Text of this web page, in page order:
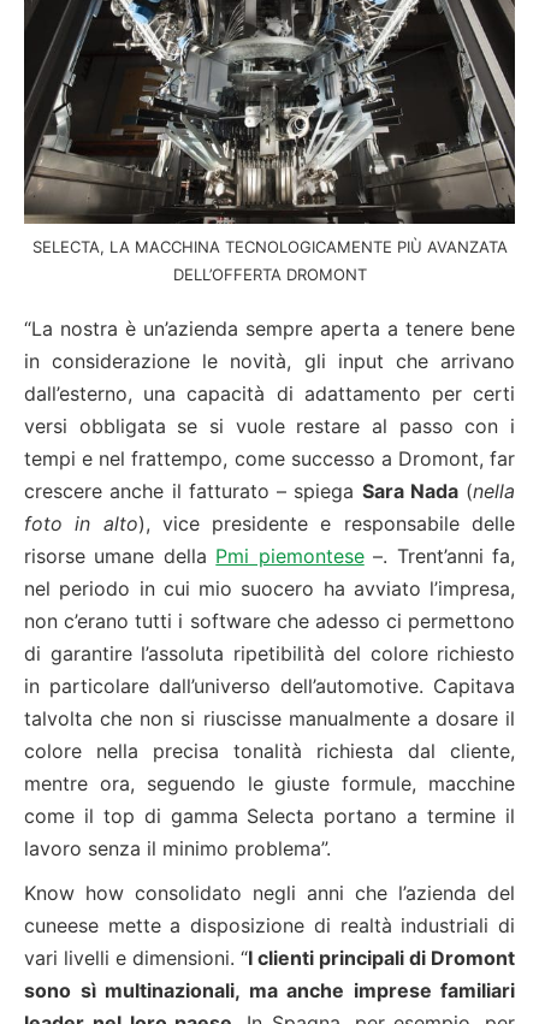
SELECTA, LA MACCHINA TECNOLOGICAMENTE PIÙ AVANZATA
DELL’OFFERTA DROMONT
“La nostra è un’azienda sempre aperta a tenere bene
in considerazione le novità, gli input che arrivano
dall’esterno, una capacità di adattamento per certi
versi obbligata se si vuole restare al passo con i
tempi e nel frattempo, come successo a Dromont, far
crescere anche il fatturato – spiega Sara Nada(nella
foto in alto), vice presidente e responsabile delle
risorse umane della Pmi piemontese–. Trent’anni fa,
nel periodo in cui mio suocero ha avviato l’impresa,
non c’erano tutti i software che adesso ci permettono
di garantire l’assoluta ripetibilità del colore richiesto
in particolare dall’universo dell’automotive. Capitava
talvolta che non si riuscisse manualmente a dosare il
colore nella precisa tonalità richiesta dal cliente,
mentre ora, seguendo le giuste formule, macchine
come il top di gamma Selecta portano a termine il
lavoro senza il minimo problema”.
Know how consolidato negli anni che l’azienda del
cuneese mette a disposizione di realtà industriali di
vari livelli e dimensioni. “I clienti principali di Dromont
sono sì multinazionali, ma anche imprese familiari